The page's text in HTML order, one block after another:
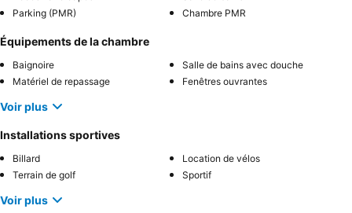
Parking (PMR)
Chambre PMR
Équipements de la chambre
Baignoire
Salle de bains avec douche
Matériel de repassage
Fenêtres ouvrantes
Voir plus
Installations sportives
Billard
Location de vélos
Terrain de golf
Sportif
Voir plus